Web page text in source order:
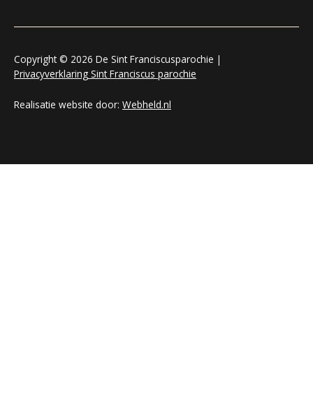
Copyright © 2026 De Sint Franciscusparochie |
Privacyverklaring Sint Franciscus parochie
Realisatie website door: Webheld.nl